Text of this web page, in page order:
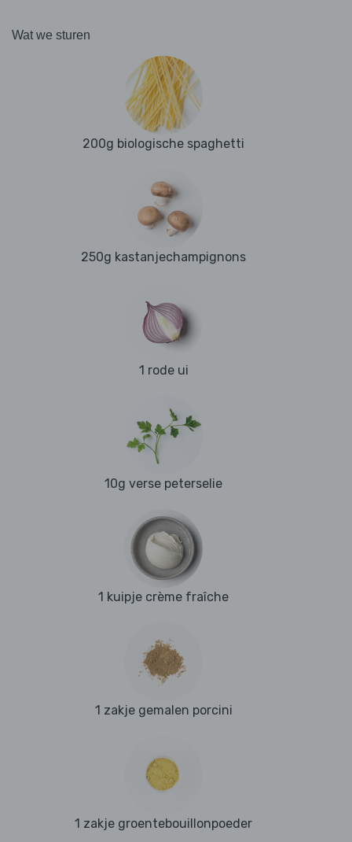
Wat we sturen
200g biologische spaghetti
250g kastanjechampignons
1 rode ui
10g verse peterselie
1 kuipje crème fraîche
1 zakje gemalen porcini
1 zakje groentebouillonpoeder